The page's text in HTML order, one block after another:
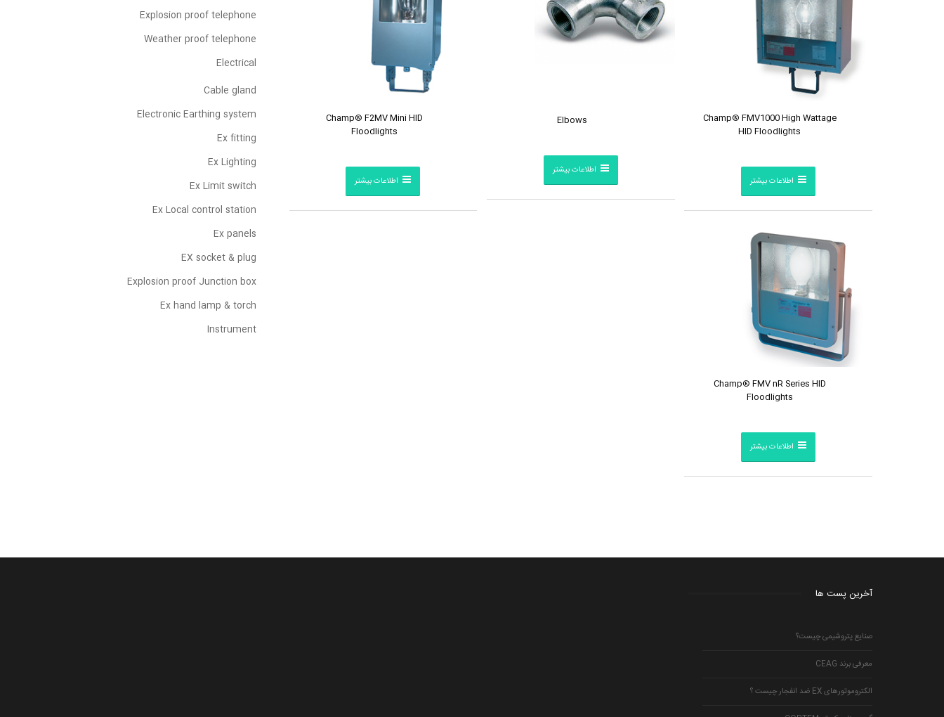
Champ® FMV1000 High Wattage
HID Floodlights
اطلاعات بیشتر
Elbows
اطلاعات بیشتر
Champ® F2MV Mini HID
Floodlights
اطلاعات بیشتر
Champ® FMV nR Series HID
Floodlights
اطلاعات بیشتر
Explosion proof telephone
Weather proof telephone
Electrical
Cable gland
Electronic Earthing system
Ex fitting
Ex Lighting
Ex Limit switch
Ex Local control station
Ex panels
EX socket & plug
Explosion proof Junction box
Ex hand lamp & torch
Instrument
آخرین پست ها
صنایع پتروشیمی چیست؟
معرفی برند CEAG
الکتروموتورهای EX ضد انفجار چیست ؟